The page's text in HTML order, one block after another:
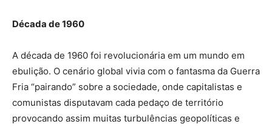
Década de 1960
A década de 1960 foi revolucionária em um mundo em
ebulição. O cenário global vivia com o fantasma da Guerra
Fria “pairando” sobre a sociedade, onde capitalistas e
comunistas disputavam cada pedaço de território
provocando assim muitas turbulências geopolíticas e